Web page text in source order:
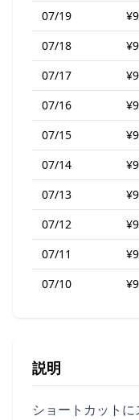
07/19
07/18
07/17
07/16
07/15
07/14
07/13
07/12
07/11
07/10
説明
ショートカット